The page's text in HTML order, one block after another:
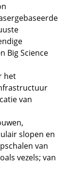
Big Science
het
van
slopen en
van
vezels; van